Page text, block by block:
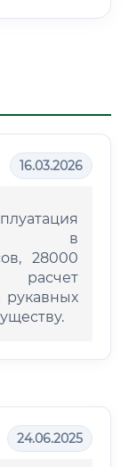
16.03.2026
в
28000
рукавных
24.06.2025